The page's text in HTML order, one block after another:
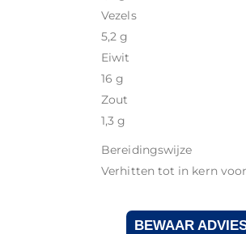
Vezels
5,2 g
Eiwit
16 g
Zout
1,3 g
Bereidingswijze
Verhitten tot in kern
BEWAAR